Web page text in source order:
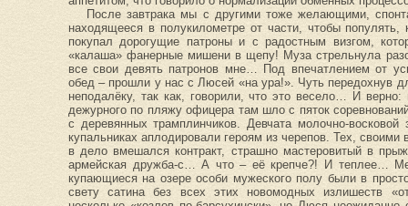
После завтрака мы с другими тоже желающими,
находящееся в полукилометре от части, чтобы
покупал дорогущие патроны и с радостным визгом,
«калаша» фанерные мишени в щепу! Муза стрельнула
все свои девять патронов мне… Под впечатлением от
обед – прошли у нас с Люсей «на ура!». Чуть передохнув
неподалёку, так как, говорили, что это весело… И
дежурного по пляжу офицера там шло с пяток
с деревянных трамплинчиков. Девчата молочно-
купальниках аплодировали героям из черепов. Тех,
в дело вмешался контракт, страшно мастеровитый в
армейская дружба-с… А что – её крепче?! И теплее…
купающиеся на озере особи мужеского полу были в
свету сатина без всех этих новомодных излишеств